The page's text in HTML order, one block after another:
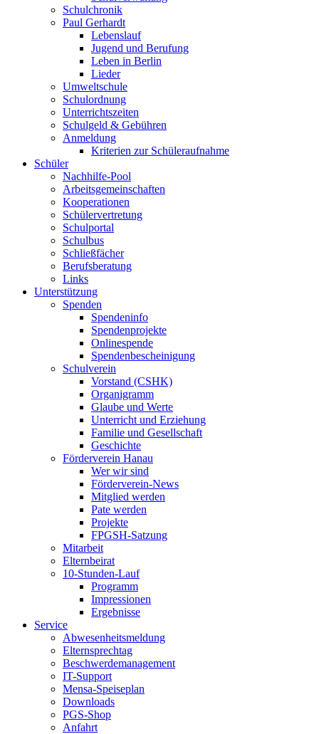
Schulchronik
Paul Gerhardt
Lebenslauf
Jugend und Berufung
Leben in Berlin
Lieder
Umweltschule
Schulordnung
Unterrichtszeiten
Schulgeld & Gebühren
Anmeldung
Kriterien zur Schüleraufnahme
Schüler
Nachhilfe-Pool
Arbeitsgemeinschaften
Kooperationen
Schülervertretung
Schulportal
Schulbus
Schließfächer
Berufsberatung
Links
Unterstützung
Spenden
Spendeninfo
Spendenprojekte
Onlinespende
Spendenbescheinigung
Schulverein
Vorstand (CSHK)
Organigramm
Glaube und Werte
Unterricht und Erziehung
Familie und Gesellschaft
Geschichte
Förderverein Hanau
Wer wir sind
Förderverein-News
Mitglied werden
Pate werden
Projekte
FPGSH-Satzung
Mitarbeit
Elternbeirat
10-Stunden-Lauf
Programm
Impressionen
Ergebnisse
Service
Abwesenheitsmeldung
Elternsprechtag
Beschwerdemanagement
IT-Support
Mensa-Speiseplan
Downloads
PGS-Shop
Anfahrt